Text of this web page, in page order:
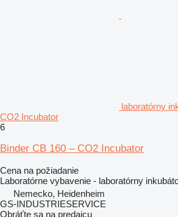
laboratórny
CO2 Incubator
6
Binder CB 160 – CO2 Incubator
Cena na požiadanie
Laboratórne vybavenie - laboratórny
Nemecko, Heidenheim
GS-INDUSTRIESERVICE
Obráťte sa na predajcu